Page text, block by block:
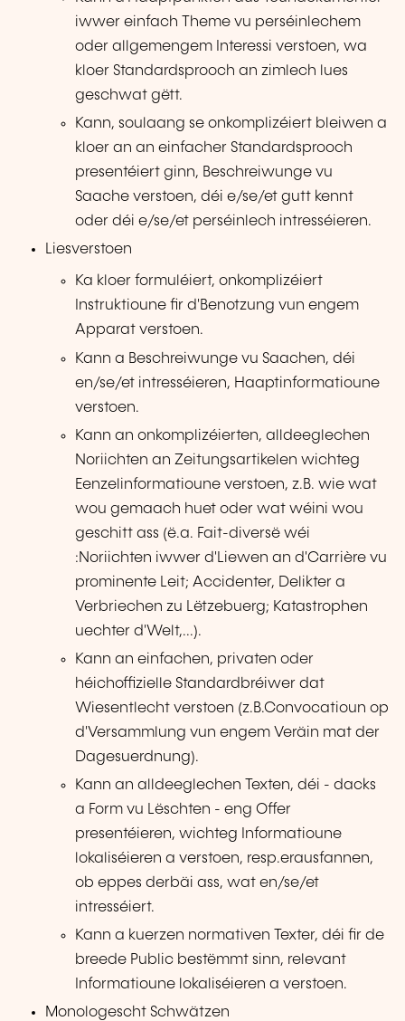
iwwer einfach Theme vu perséinlechem
oder allgemengem Interessi verstoen, wa
kloer Standardsprooch an zimlech lues
geschwat gëtt.
Kann, soulaang se onkomplizéiert bleiwen a
kloer an an einfacher Standardsprooch
presentéiert ginn, Beschreiwunge vu
Saache verstoen, déi e/se/et gutt kennt
oder déi e/se/et perséinlech intresséieren.
Liesverstoen
Ka kloer formuléiert, onkomplizéiert
Instruktioune fir d'Benotzung vun engem
Apparat verstoen.
Kann a Beschreiwunge vu Saachen, déi
en/se/et intresséieren, Haaptinformatioune
verstoen.
Kann an onkomplizéierten, alldeeglechen
Noriichten an Zeitungsartikelen wichteg
Eenzelinformatioune verstoen, z.B. wie wat
wou gemaach huet oder wat wéini wou
geschitt ass (ë.a. Fait-diversë wéi
:Noriichten iwwer d'Liewen an d'Carrière vu
prominente Leit; Accidenter, Delikter a
Verbriechen zu Lëtzebuerg; Katastrophen
uechter d'Welt,...).
Kann an einfachen, privaten oder
héichoffizielle Standardbréiwer dat
Wiesentlecht verstoen (z.B.Convocatioun op
d'Versammlung vun engem Veräin mat der
Dagesuerdnung).
Kann an alldeeglechen Texten, déi - dacks
a Form vu Lëschten - eng Offer
presentéieren, wichteg Informatioune
lokaliséieren a verstoen, resp.erausfannen,
ob eppes derbäi ass, wat en/se/et
intresséiert.
Kann a kuerzen normativen Texter, déi fir de
breede Public bestëmmt sinn, relevant
Informatioune lokaliséieren a verstoen.
Monologescht Schwätzen